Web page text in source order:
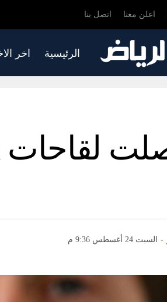
اعلن معنا اتصل بنا
الرئيسية اخر
- السبت 24 أغسطس 9:36 م